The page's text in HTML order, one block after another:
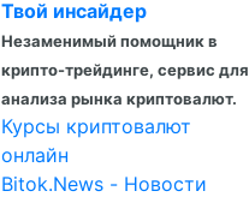
Твой инсайдер
Незаменимый помощник в
крипто-трейдинге, сервис для
анализа рынка криптовалют.
Курсы криптовалют
онлайн
Bitok.News - Новости